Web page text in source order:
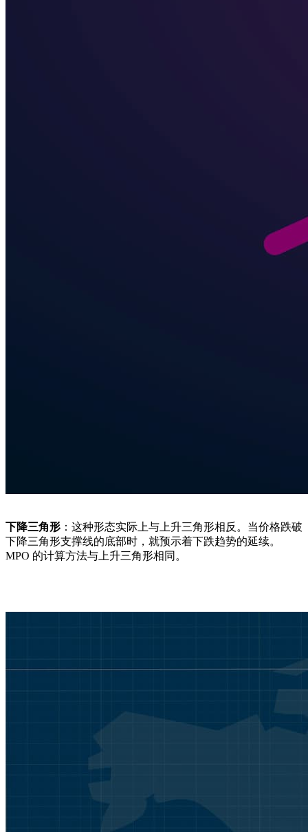
下降三角形 ：这种形态实际上与上升三角形相反。当价格跌破
下降三角形支撑线的底部时，就预示着下跌趋势的延续。
MPO 的计算方法与上升三角形相同。